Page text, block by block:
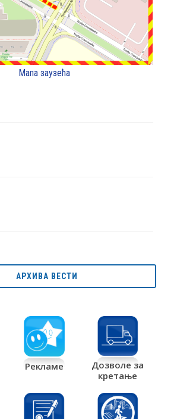
Мапа заузећа
АРХИВА ВЕСТИ
Рекламе
Дозволе за
кретање